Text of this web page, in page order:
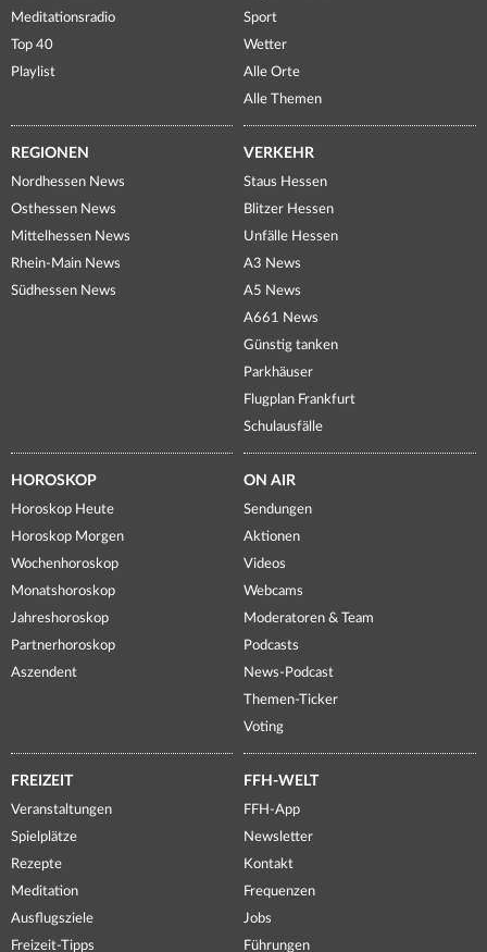
Meditationsradio
Top 40
Playlist
Sport
Wetter
Alle Orte
Alle Themen
REGIONEN
Nordhessen News
Osthessen News
Mittelhessen News
Rhein-Main News
Südhessen News
VERKEHR
Staus Hessen
Blitzer Hessen
Unfälle Hessen
A3 News
A5 News
A661 News
Günstig tanken
Parkhäuser
Flugplan Frankfurt
Schulausfälle
HOROSKOP
Horoskop Heute
Horoskop Morgen
Wochenhoroskop
Monatshoroskop
Jahreshoroskop
Partnerhoroskop
Aszendent
ON AIR
Sendungen
Aktionen
Videos
Webcams
Moderatoren & Team
Podcasts
News-Podcast
Themen-Ticker
Voting
FREIZEIT
Veranstaltungen
Spielplätze
Rezepte
Meditation
Ausflugsziele
Freizeit-Tipps
FFH-WELT
FFH-App
Newsletter
Kontakt
Frequenzen
Jobs
Führungen